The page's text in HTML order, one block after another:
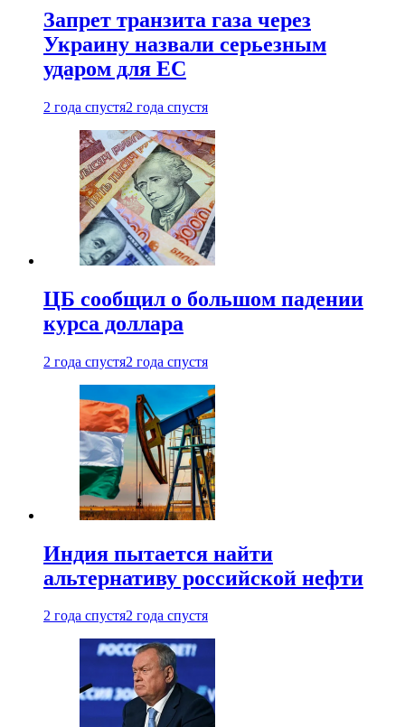
Запрет транзита газа через
Украину назвали серьезным
ударом для ЕС
2 года спустя2 года спустя
ЦБ сообщил о большом падении
курса доллара
2 года спустя2 года спустя
Индия пытается найти
альтернативу российской нефти
2 года спустя2 года спустя